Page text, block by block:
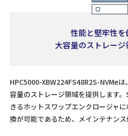
性能と堅牢性を
大容量のストレー
HPC5000-XBW224FS48R2S-NVMe
容量のストレージ領域を提供します
きるホットスワップエンクロージャ
換が可能であるため、メインテナンス